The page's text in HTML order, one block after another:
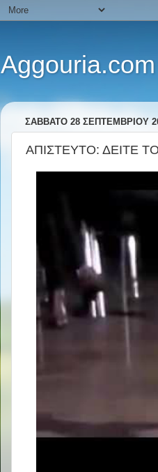
Aggouria.com
ΣΆΒΒΑΤΟ 28 ΣΕΠΤΕΜΒΡΊΟΥ
ΑΠΙΣΤΕΥΤΟ: ΔΕΙΤΕ